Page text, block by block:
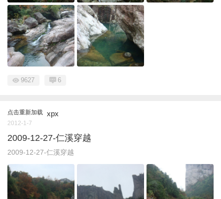
9627 6
点击重新加载 xpx
2012-1-7
2009-12-27-仁溪穿越
2009-12-27-仁溪穿越